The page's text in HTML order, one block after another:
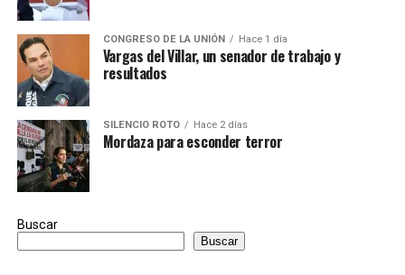
CONGRESO DE LA UNIÓN Hace 1 día
Vargas del Villar, un senador de trabajo y
resultados
SILENCIO ROTO Hace 2 días
Mordaza para esconder terror
Buscar
Buscar